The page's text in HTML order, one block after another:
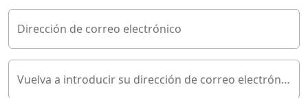
Dirección de correo electrónico
Vuelva a introducir su dirección de correo electrónico